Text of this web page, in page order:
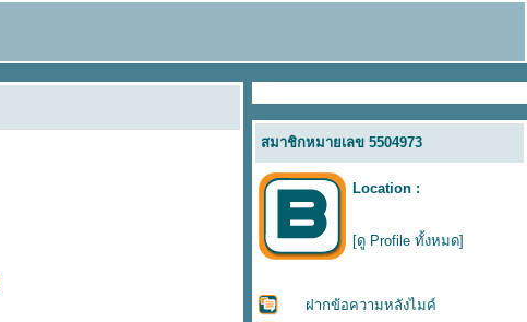
สมาชิกหมายเลข 5504973
Location :
[ดู Profile ทั้งหมด]
ฝากข้อความหลังไมค์